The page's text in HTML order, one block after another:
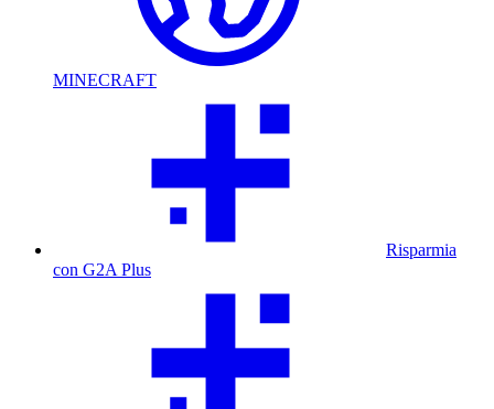
MINECRAFT
Risparmia
con G2A Plus